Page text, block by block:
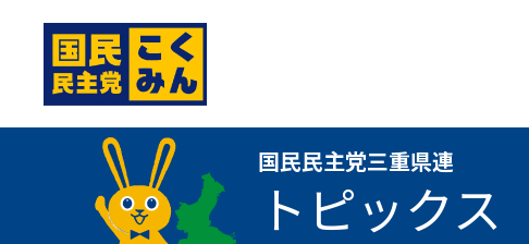
国民民主党三重県連
トピックス